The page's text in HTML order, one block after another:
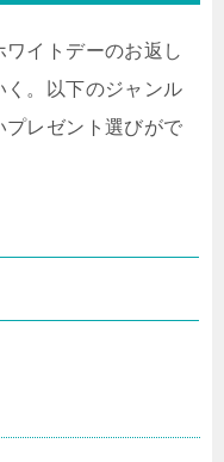
イトデーのお返し
。以下のジャンル
プレゼント選びがで